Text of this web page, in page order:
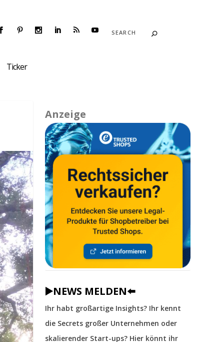
Ticker
Anzeige
▶️NEWS MELDEN⬅️
Ihr habt großartige Insights? Ihr kennt
die Secrets großer Unternehmen oder
skalierender Start-ups? Hier könnt ihr